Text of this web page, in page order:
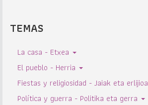
TEMAS
La casa - Etxea
El pueblo - Herria
Fiestas y religiosidad - Jaiak eta erlijioa
Política y guerra - Politika eta gerra